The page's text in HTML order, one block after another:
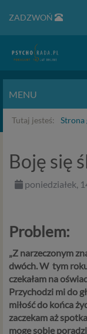
ZADZWOŃ
MENU
Tutaj jesteś: Strona
Boję się
poniedziałek,
Problem:
„Z narzeczonym
dwóch. W tym roku
czekałam na
Przychodzi mi do
miłość do końca
zaczekam aż
mogę sobie